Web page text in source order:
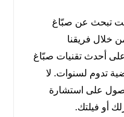
كنت تبحث عن صبّاغ
خلال فريقنا
على أحدث تقنيات صبّاغ
تدوم لسنوات. لا
على استشارة
أو فيلتك.